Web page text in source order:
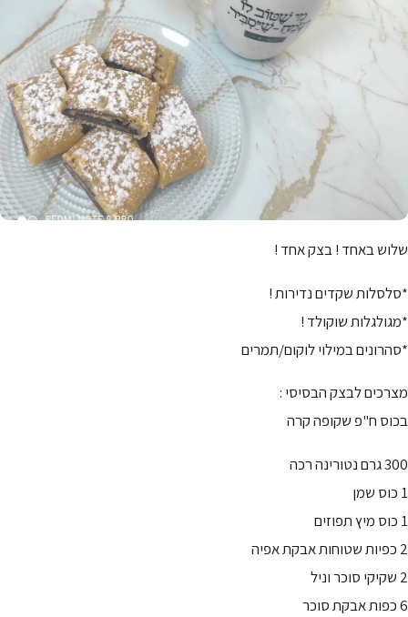
שלוש באחד ! בצק אחד !
*סלסלות שקדים נדירות !
*מגולגלות שוקולד !
*סהרונים במילוי לוקום/תמרים
מצרכים לבצק הבסיסי :
בכוס ח"פ שקופה קרה
300 גרם נטורינה רכה
1 כוס שמן
1 כוס מיץ תפוזים
2 כפיות שטוחות אבקת אפיה
2 שקיקי סוכר וניל
6 כפות אבקת סוכר